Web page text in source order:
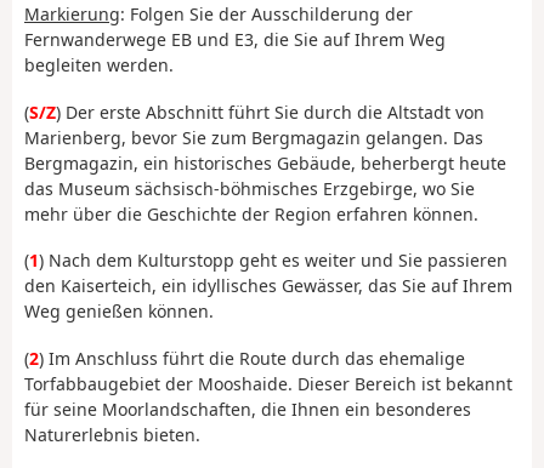
Markierung: Folgen Sie der Ausschilderung der
Fernwanderwege EB und E3, die Sie auf Ihrem Weg
begleiten werden.
(S/Z) Der erste Abschnitt führt Sie durch die Altstadt von
Marienberg, bevor Sie zum Bergmagazin gelangen. Das
Bergmagazin, ein historisches Gebäude, beherbergt heute
das Museum sächsisch-böhmisches Erzgebirge, wo Sie
mehr über die Geschichte der Region erfahren können.
(1) Nach dem Kulturstopp geht es weiter und Sie passieren
den Kaiserteich, ein idyllisches Gewässer, das Sie auf Ihrem
Weg genießen können.
(2) Im Anschluss führt die Route durch das ehemalige
Torfabbaugebiet der Mooshaide. Dieser Bereich ist bekannt
für seine Moorlandschaften, die Ihnen ein besonderes
Naturerlebnis bieten.